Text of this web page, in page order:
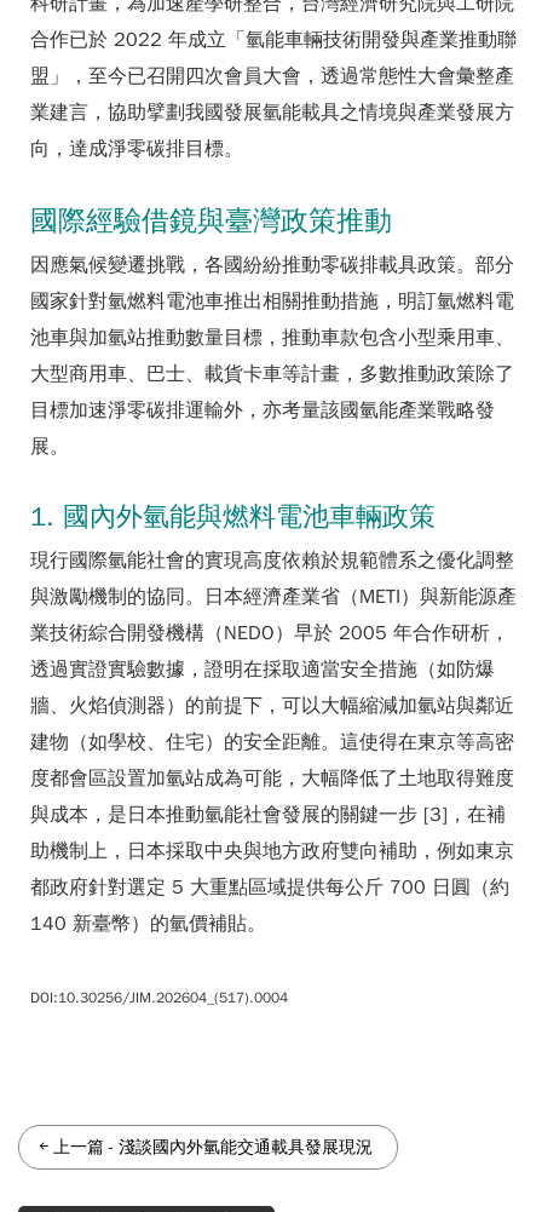
合作已於 2022 年成立「氫能車輛技術開發與產業推動聯
盟」，至今已召開四次會員大會，透過常態性大會彙整產
業建言，協助擘劃我國發展氫能載具之情境與產業發展方
向，達成淨零碳排目標。
國際經驗借鏡與臺灣政策推動
因應氣候變遷挑戰，各國紛紛推動零碳排載具政策。部分
國家針對氫燃料電池車推出相關推動措施，明訂氫燃料電
池車與加氫站推動數量目標，推動車款包含小型乘用車、
大型商用車、巴士、載貨卡車等計畫，多數推動政策除了
目標加速淨零碳排運輸外，亦考量該國氫能產業戰略發
展。
1. 國內外氫能與燃料電池車輛政策
現行國際氫能社會的實現高度依賴於規範體系之優化調整
與激勵機制的協同。日本經濟產業省（METI）與新能源產
業技術綜合開發機構（NEDO）早於 2005 年合作研析，
透過實證實驗數據，證明在採取適當安全措施（如防爆
牆、火焰偵測器）的前提下，可以大幅縮減加氫站與鄰近
建物（如學校、住宅）的安全距離。這使得在東京等高密
度都會區設置加氫站成為可能，大幅降低了土地取得難度
與成本，是日本推動氫能社會發展的關鍵一步 [3]，在補
助機制上，日本採取中央與地方政府雙向補助，例如東京
都政府針對選定 5 大重點區域提供每公斤 700 日圓（約
140 新臺幣）的氫價補貼。
DOI:10.30256/JIM.202604_(517).0004
上一篇 - 淺談國內外氫能交通載具發展現況